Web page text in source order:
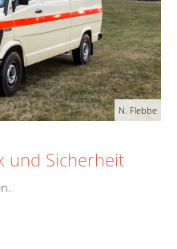
N. Flebbe
und Sicherheit